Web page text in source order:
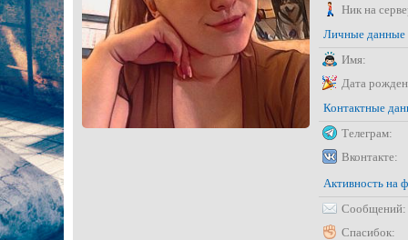
Ник на
Личные данные
Имя:
Дата
Контактные
Телеграм:
Вконтакте:
Активность на
Сообщений:
Спасибок: